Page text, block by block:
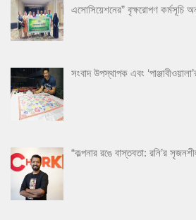
এসোসিয়েশনের” বৃক্ষরোপণ কর্মসূচি
সংবাদ উপস্থাপক এবং
“কল্পনার রঙে বাস্তবতা: রনি’র